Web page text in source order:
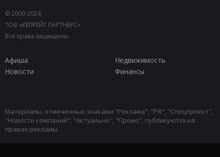
© 2000-2024,
ТОВ «КЕПРЕЙТ ПАРТНЕРС».
Все права защищены.
Афиша
Недвижимость
Новости
Финансы
Материалы, отмеченные знаками "Реклама", "PR", "Спецпроект",
"Новости компаний", "Актуально", "Промо", публикуются на
правах рекламы.